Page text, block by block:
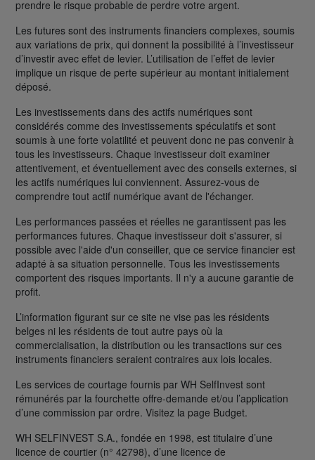
prendre le risque probable de perdre votre argent.
Les futures sont des instruments financiers complexes, soumis
aux variations de prix, qui donnent la possibilité à l’investisseur
d’investir avec effet de levier. L’utilisation de l’effet de levier
implique un risque de perte supérieur au montant initialement
déposé.
Les investissements dans des actifs numériques sont
considérés comme des investissements spéculatifs et sont
soumis à une forte volatilité et peuvent donc ne pas convenir à
tous les investisseurs. Chaque investisseur doit examiner
attentivement, et éventuellement avec des conseils externes, si
les actifs numériques lui conviennent. Assurez-vous de
comprendre tout actif numérique avant de l'échanger.
Les performances passées et réelles ne garantissent pas les
performances futures. Chaque investisseur doit s'assurer, si
possible avec l'aide d'un conseiller, que ce service financier est
adapté à sa situation personnelle. Tous les investissements
comportent des risques importants. Il n'y a aucune garantie de
profit.
L’information figurant sur ce site ne vise pas les résidents
belges ni les résidents de tout autre pays où la
commercialisation, la distribution ou les transactions sur ces
instruments financiers seraient contraires aux lois locales.
Les services de courtage fournis par WH SelfInvest sont
rémunérés par la fourchette offre-demande et/ou l’application
d’une commission par ordre. Visitez la page Budget.
WH SELFINVEST S.A., fondée en 1998, est titulaire d’une
licence de courtier (n° 42798), d’une licence de